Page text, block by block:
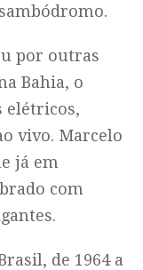
por outras
Bahia, o
elétricos,
vivo. Marcelo
já em
com
de 1964 a